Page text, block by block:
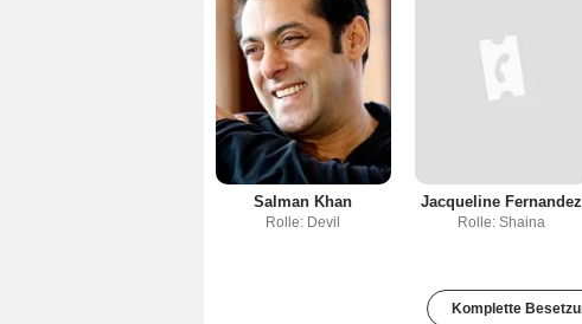
Salman Khan
Rolle: Devil
Jacqueline Fernandez
Rolle: Shaina
Komplette